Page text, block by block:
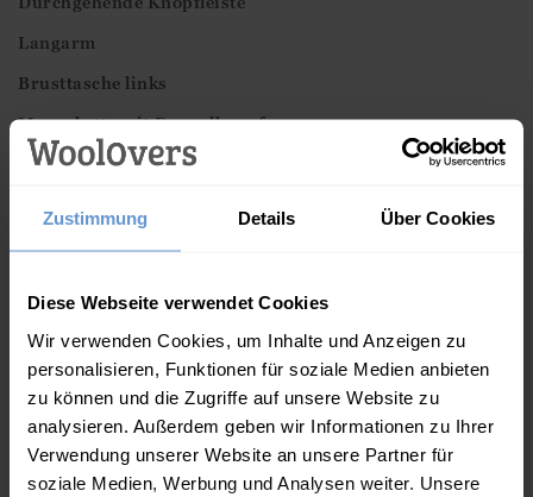
Zustimmung Details Über Cookies
Diese Webseite verwendet Cookies
Wir verwenden Cookies, um Inhalte und Anzeigen zu
personalisieren, Funktionen für soziale Medien anbieten
zu können und die Zugriffe auf unsere Website zu
analysieren. Außerdem geben wir Informationen zu Ihrer
Verwendung unserer Website an unsere Partner für
soziale Medien, Werbung und Analysen weiter. Unsere
Langarm
Brusttasche links
Manschette mit Doppelknopf
Normale Passform- Unser Model trägt Größe M
Maschinenwaschbar – Bitte Pflegehinweise beachten
Diese Artikel könnten Ihnen auch